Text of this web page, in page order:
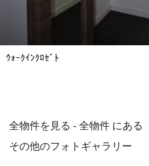
ｳｫｰｸｲﾝｸﾛｾﾞﾄ
全物件を見る - 全物件 にある
その他のフォトギャラリー